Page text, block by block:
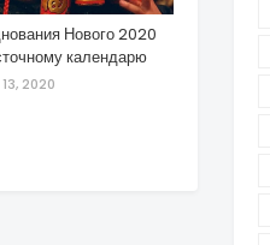
Нового 2020
календарю
2020